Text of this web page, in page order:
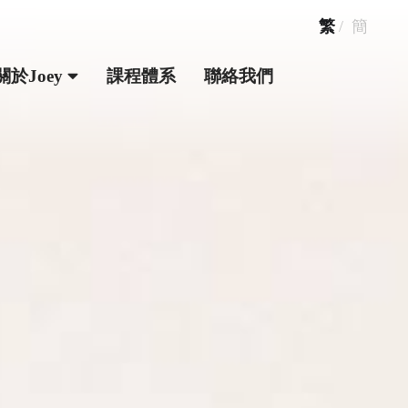
於Joey 課程體系 聯絡我們
繁 / 簡